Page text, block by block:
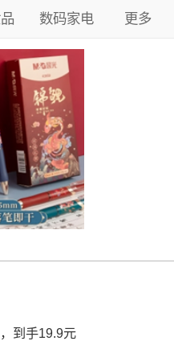
数码家电 更多
到手19.9元